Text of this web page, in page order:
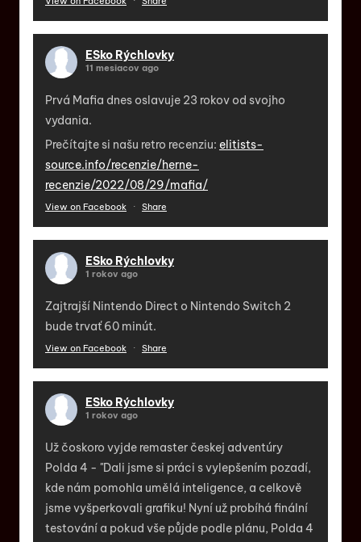
ESko Rýchlovky
11 mesiacov ago
Prvá Mafia dnes oslavuje 23 rokov od svojho
vydania.
Prečítajte si našu retro recenziu: elitists-
source.info/recenzie/herne-
recenzie/2022/08/29/mafia/
View on Facebook · Share
ESko Rýchlovky
1 rokov ago
Zajtrajší Nintendo Direct o Nintendo Switch 2
bude trvať 60 minút.
View on Facebook · Share
ESko Rýchlovky
1 rokov ago
Už čoskoro vyjde remaster českej adventúry
Polda 4 - "Dali jsme si práci s vylepšením pozadí,
kde nám pomohla umělá inteligence, a celkově
jsme vyšperkovali grafiku! Nyní už probíhá finální
testování a pokud vše půjde podle plánu, Polda 4